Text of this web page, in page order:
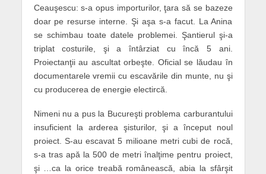
Ceauşescu: s-a opus importurilor, ţara să se bazeze
doar pe resurse interne. Şi aşa s-a facut. La Anina
se schimbau toate datele problemei. Şantierul şi-a
triplat costurile, şi a întârziat cu încă 5 ani.
Proiectanţii au ascultat orbeşte. Oficial se lăudau în
documentarele vremii cu escavările din munte, nu şi
cu producerea de energie electircă.
Nimeni nu a pus la Bucureşti problema carburantului
insuficient la arderea şisturilor, şi a început noul
proiect. S-au escavat 5 milioane metri cubi de rocă,
s-a tras apă la 500 de metri înalţime pentru proiect,
şi …ca la orice treabă românească, abia la sfârşit